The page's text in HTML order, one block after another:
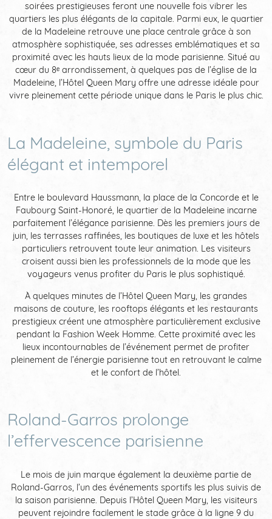
soirées prestigieuses feront une nouvelle fois vibrer les
quartiers les plus élégants de la capitale. Parmi eux, le quartier
de la Madeleine retrouve une place centrale grâce à son
atmosphère sophistiquée, ses adresses emblématiques et sa
proximité avec les hauts lieux de la mode parisienne. Situé au
cœur du 8ᵉ arrondissement, à quelques pas de l’église de la
Madeleine, l’Hôtel Queen Mary offre une adresse idéale pour
vivre pleinement cette période unique dans le Paris le plus chic.
La Madeleine, symbole du Paris
élégant et intemporel
Entre le boulevard Haussmann, la place de la Concorde et le
Faubourg Saint-Honoré, le quartier de la Madeleine incarne
parfaitement l’élégance parisienne. Dès les premiers jours de
juin, les terrasses raffinées, les boutiques de luxe et les hôtels
particuliers retrouvent toute leur animation. Les visiteurs
croisent aussi bien les professionnels de la mode que les
voyageurs venus profiter du Paris le plus sophistiqué.
À quelques minutes de l’Hôtel Queen Mary, les grandes
maisons de couture, les rooftops élégants et les restaurants
prestigieux créent une atmosphère particulièrement exclusive
pendant la Fashion Week Homme. Cette proximité avec les
lieux incontournables de l’événement permet de profiter
pleinement de l’énergie parisienne tout en retrouvant le calme
et le confort de l’hôtel.
Roland-Garros prolonge
l’effervescence parisienne
Le mois de juin marque également la deuxième partie de
Roland-Garros, l’un des événements sportifs les plus suivis de
la saison parisienne. Depuis l’Hôtel Queen Mary, les visiteurs
peuvent rejoindre facilement le stade grâce à la ligne 9 du